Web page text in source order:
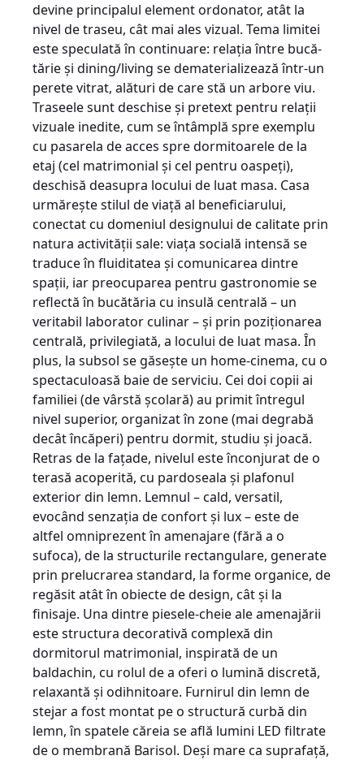
devine principalul element ordonator, atât la
nivel de traseu, cât mai ales vizual. Tema limitei
este speculată în continuare: relaţia între bucă­
tărie şi dining/living se dematerializează într-un
perete vitrat, alături de care stă un ar­bo­re viu.
Traseele sunt deschise şi pretext pen­tru relaţii
vizuale inedite, cum se întâmplă spre exemplu
cu pasarela de acces spre dormitoarele de la
etaj (cel matrimonial şi cel pentru oaspeţi),
deschisă deasupra locului de luat masa. Casa
urmăreşte stilul de viaţă al beneficia­ru­lui,
conectat cu domeniul designului de ca­li­tate prin
natura activităţii sale: viaţa socială intensă se
traduce în fluiditatea şi comunica­rea dintre
spaţii, iar preocuparea pentru gastronomie se
reflectă în bucătăria cu insulă cen­trală – un
veritabil laborator culinar – şi prin poziţionarea
centrală, privilegiată, a locului de luat masa. În
plus, la subsol se găseşte un home-cinema, cu o
spectaculoasă baie de serviciu. Cei doi copii ai
familiei (de vârstă şcolară) au primit întregul
nivel superior, organizat în zone (mai degrabă
decât încăperi) pentru dormit, studiu şi joacă.
Retras de la faţade, nivelul este înconjurat de o
terasă acoperită, cu pardoseala şi plafonul
exterior din lemn. Lemnul – cald, versatil,
evocând senzaţia de confort şi lux – este de
altfel omniprezent în amenajare (fără a o
sufoca), de la structurile rectangulare, gene­rate
prin prelucrarea standard, la forme organice, de
regăsit atât în obiecte de design, cât şi la
finisaje. Una dintre piesele-cheie ale amenajării
este structura decorativă complexă din
dormitorul matrimonial, inspirată de un
baldachin, cu rolul de a oferi o lumină discretă,
relaxantă şi odihnitoare. Furnirul din lemn de
stejar a fost montat pe o structură curbă din
lemn, în spatele căreia se află lumini LED filtrate
de o membrană Barisol. Deşi mare ca suprafaţă,